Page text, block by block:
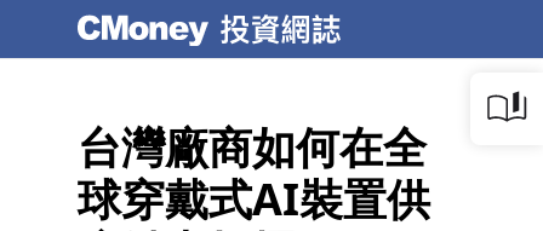
台灣廠商如何在全
球穿戴式AI裝置供